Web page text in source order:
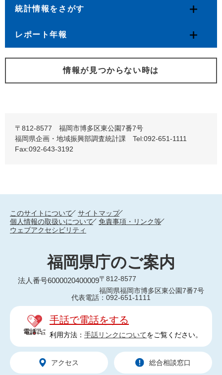
統計情報をさがす
レポート年報
情報が見つからない時は
〒812-8577 福岡市博多区東公園7番7号
福岡県企画・地域振興部調査統計課 Tel:092-651-1111
Fax:092-643-3192
このサイトについて
サイトマップ
個人情報の取扱いについて
免責事項・リンク等
ウェブアクセシビリティ
福岡県庁のご案内
法人番号6000020400009〒812-8577
福岡県福岡市博多区東公園7番7号
代表電話：092-651-1111
手話で電話をする
利用方法： 手話リンクについてをご覧ください。
アクセス 総合相談窓口